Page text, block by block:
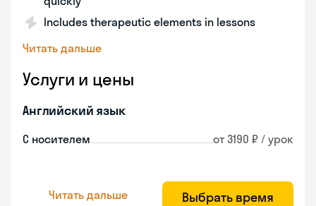
Includes therapeutic elements in lessons
Читать дальше
Услуги и цены
Английский язык
С носителем от 3190 ₽ / урок
Читать дальше Выбрать время